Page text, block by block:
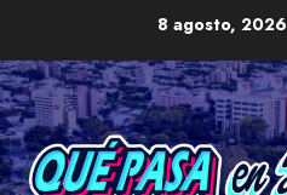
content
8 agosto, 2026